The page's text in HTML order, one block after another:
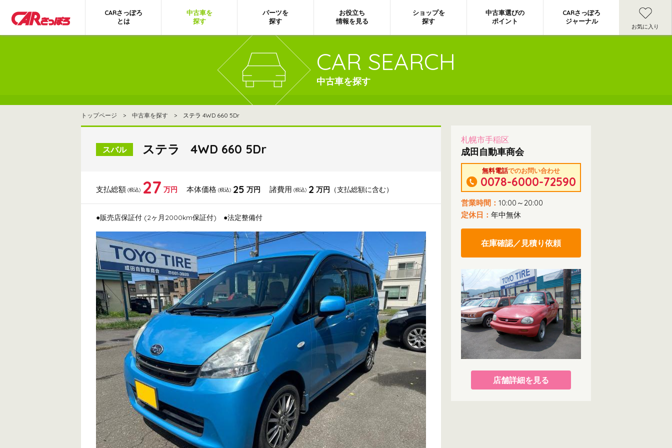
CARさっぽろ
とは
中古車を
探す
パーツを
探す
お役立ち
情報を見る
ショップを
探す
中古車選びの
ポイント
CARさっぽろ
ジャーナル
お気に入り
CAR SEARCH
中古車を探す
トップページ > 中古車を探す > ステラ 4WD 660 5Dr
スバル ステラ 4WD 660 5Dr
支払総額 (税込) 27 万円 本体価格 (税込) 25 万円 諸費用 (税込) 2 万円 （支払総額に含む）
●販売店保証付 (2ヶ月2000km保証付) ●法定整備付
札幌市手稲区
成田自動車商会
無料電話でのお問い合わせ
0078-6000-72590
営業時間： 10:00～20:00
定休日： 年中無休
在庫確認／見積り依頼
店舗詳細を見る